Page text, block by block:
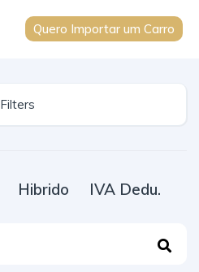
Quero Importar um Carro
Filters
Hibrido IVA Dedu.